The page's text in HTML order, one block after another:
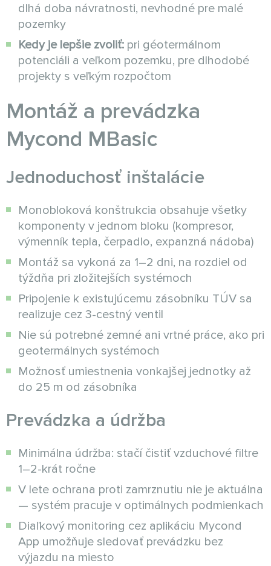
dlhá doba návratnosti, nevhodné pre malé
pozemky
Kedy je lepšie zvoliť: pri géotermálnom
potenciáli a veľkom pozemku, pre dlhodobé
projekty s veľkým rozpočtom
Montáž a prevádzka
Mycond MBasic
Jednoduchosť inštalácie
Monobloková konštrukcia obsahuje všetky
komponenty v jednom bloku (kompresor,
výmenník tepla, čerpadlo, expanzná nádoba)
Montáž sa vykoná za 1–2 dni, na rozdiel od
týždňa pri zložitejších systémoch
Pripojenie k existujúcemu zásobníku TÚV sa
realizuje cez 3-cestný ventil
Nie sú potrebné zemné ani vrtné práce, ako pri
geotermálnych systémoch
Možnosť umiestnenia vonkajšej jednotky až
do 25 m od zásobníka
Prevádzka a údržba
Minimálna údržba: stačí čistiť vzduchové filtre
1–2-krát ročne
V lete ochrana proti zamrznutiu nie je aktuálna
— systém pracuje v optimálnych podmienkach
Diaľkový monitoring cez aplikáciu Mycond
App umožňuje sledovať prevádzku bez
výjazdu na miesto